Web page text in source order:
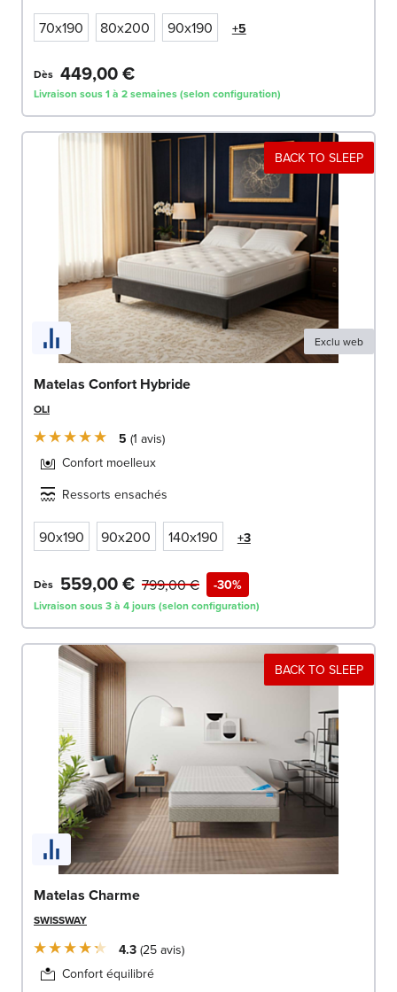
70x190 80x200 90x190 +5
Dès 449,00 €
Livraison sous 1 à 2 semaines (selon configuration)
BACK TO SLEEP
Exclu web
Matelas Confort Hybride
OLI
5 1 avis
Confort moelleux
Ressorts ensachés
90x190 90x200 140x190 +3
Dès 559,00 € -30%
799,00 €
Livraison sous 3 à 4 jours (selon configuration)
BACK TO SLEEP
Matelas Charme
SWISSWAY
4.3 25 avis
Confort équilibré